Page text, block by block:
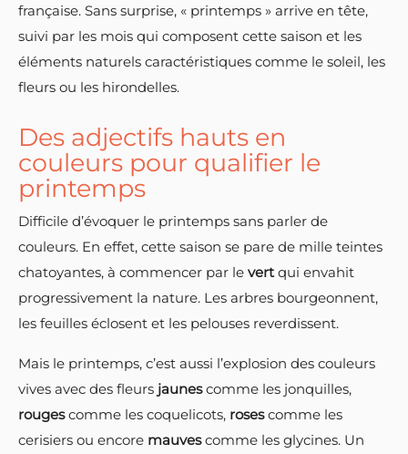
française. Sans surprise, « printemps » arrive en tête,
suivi par les mois qui composent cette saison et les
éléments naturels caractéristiques comme le soleil, les
fleurs ou les hirondelles.
Des adjectifs hauts en
couleurs pour qualifier le
printemps
Difficile d’évoquer le printemps sans parler de
couleurs. En effet, cette saison se pare de mille teintes
chatoyantes, à commencer par le vert qui envahit
progressivement la nature. Les arbres bourgeonnent,
les feuilles éclosent et les pelouses reverdissent.
Mais le printemps, c’est aussi l’explosion des couleurs
vives avec des fleurs jaunescomme les jonquilles,
rougescomme les coquelicots, rosescomme les
cerisiers ou encore mauvescomme les glycines. Un